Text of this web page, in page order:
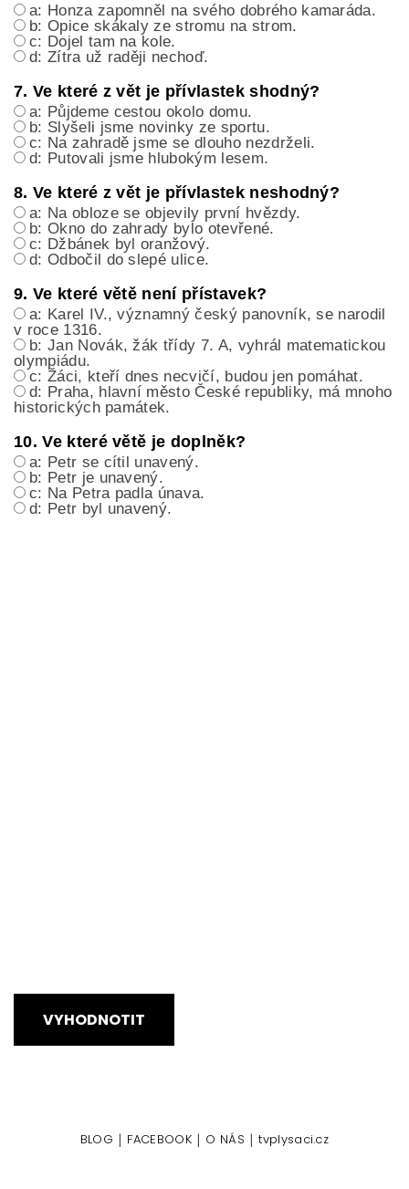
a: Honza zapomněl na svého dobrého kamaráda.
b: Opice skákaly ze stromu na strom.
c: Dojel tam na kole.
d: Zítra už raději nechoď.
7. Ve které z vět je přívlastek shodný?
a: Půjdeme cestou okolo domu.
b: Slyšeli jsme novinky ze sportu.
c: Na zahradě jsme se dlouho nezdrželi.
d: Putovali jsme hlubokým lesem.
8. Ve které z vět je přívlastek neshodný?
a: Na obloze se objevily první hvězdy.
b: Okno do zahrady bylo otevřené.
c: Džbánek byl oranžový.
d: Odbočil do slepé ulice.
9. Ve které větě není přístavek?
a: Karel IV., významný český panovník, se narodil
v roce 1316.
b: Jan Novák, žák třídy 7. A, vyhrál matematickou
olympiádu.
c: Žáci, kteří dnes necvičí, budou jen pomáhat.
d: Praha, hlavní město České republiky, má mnoho
historických památek.
10. Ve které větě je doplněk?
a: Petr se cítil unavený.
b: Petr je unavený.
c: Na Petra padla únava.
d: Petr byl unavený.
VYHODNOTIT
BLOG | FACEBOOK | O NÁS | tvplysaci.cz